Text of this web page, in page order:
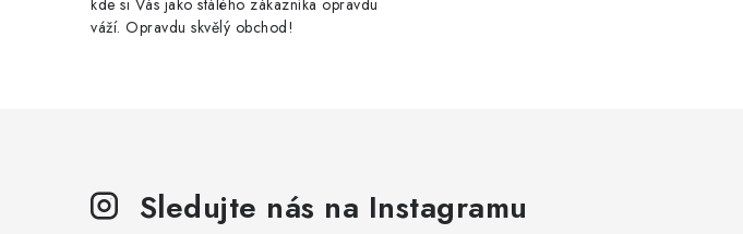
kde si Vás jako stálého zákazníka opravdu
váží. Opravdu skvělý obchod!
Sledujte nás na Instagramu